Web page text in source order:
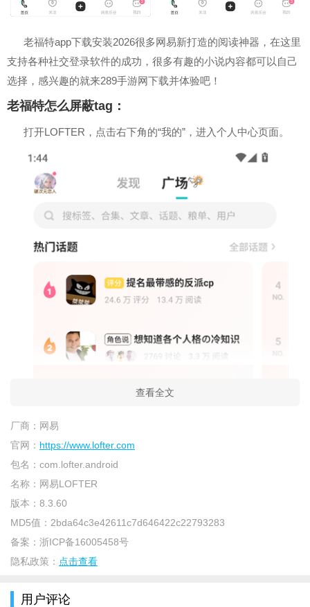
老福特app下载安装2026很多网易新打造的阅读神器，在这里
支持各种社交登录软件的成功，很多有趣的小说内容都可以自己
选择，感兴趣的就来289手游网下载并体验吧！
老福特怎么屏蔽tag：
打开LOFTER，点击右下角的“我的”，进入个人中心页面。
查看全文
厂商： 网易
官网： https://www.lofter.com
包名： com.lofter.android
名称： 网易LOFTER
版本： 8.3.60
MD5值： 2bda64c3e42611c7d646422c22793283
备案： 浙ICP备16005458号
隐私政策： 点击查看
用户评论